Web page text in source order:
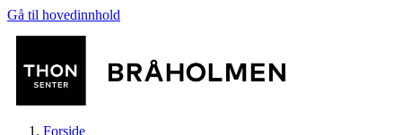
Gå til hovedinnhold
Forside